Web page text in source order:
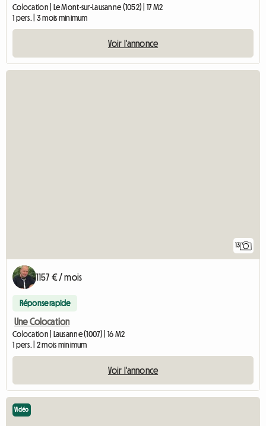
Colocation | Le Mont-sur-Lausanne (1052) | 17 M2
1 pers. | 3 mois minimum
Voir l'annonce
13
1157 € / mois
Réponse rapide
Une Colocation
Colocation | Lausanne (1007) | 16 M2
1 pers. | 2 mois minimum
Voir l'annonce
Vidéo